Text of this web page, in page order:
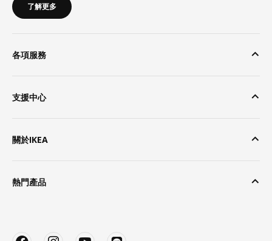
了解更多
各項服務
支援中心
關於IKEA
熱門產品